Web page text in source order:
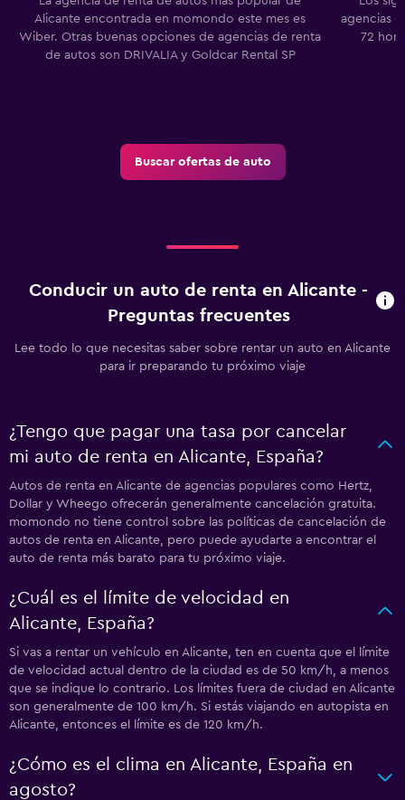
Alicante encontrada en momondo este mes es
Wiber. Otras buenas opciones de agencias de renta
de autos son DRIVALIA y Goldcar Rental SP
agencias
72
Buscar ofertas de auto
Conducir un auto de renta en Alicante -
Preguntas frecuentes
Lee todo lo que necesitas saber sobre rentar un auto en Alicante
para ir preparando tu próximo viaje
¿Tengo que pagar una tasa por cancelar
mi auto de renta en Alicante, España?
Autos de renta en Alicante de agencias populares como Hertz,
Dollar y Wheego ofrecerán generalmente cancelación gratuita.
momondo no tiene control sobre las políticas de cancelación de
autos de renta en Alicante, pero puede ayudarte a encontrar el
auto de renta más barato para tu próximo viaje.
¿Cuál es el límite de velocidad en
Alicante, España?
Si vas a rentar un vehículo en Alicante, ten en cuenta que el límite
de velocidad actual dentro de la ciudad es de 50 km/h, a menos
que se indique lo contrario. Los límites fuera de ciudad en Alicante
son generalmente de 100 km/h. Si estás viajando en autopista en
Alicante, entonces el límite es de 120 km/h.
¿Cómo es el clima en Alicante, España en
agosto?